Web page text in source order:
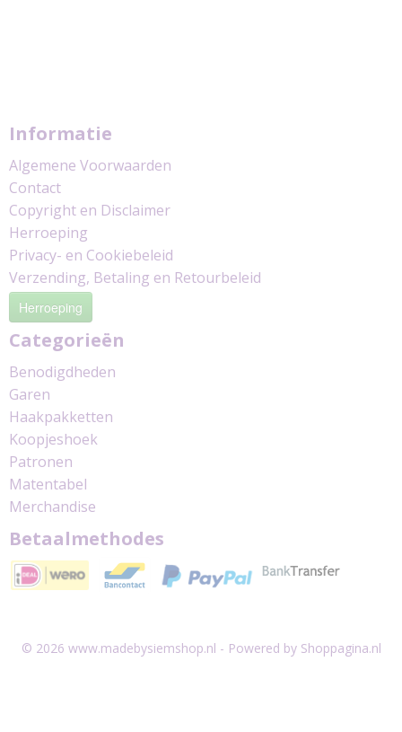
Informatie
Algemene Voorwaarden
Contact
Copyright en Disclaimer
Herroeping
Privacy- en Cookiebeleid
Verzending, Betaling en Retourbeleid
Herroeping
Categorieën
Benodigdheden
Garen
Haakpakketten
Koopjeshoek
Patronen
Matentabel
Merchandise
Betaalmethodes
© 2026 www.madebysiemshop.nl - Powered by Shoppagina.nl